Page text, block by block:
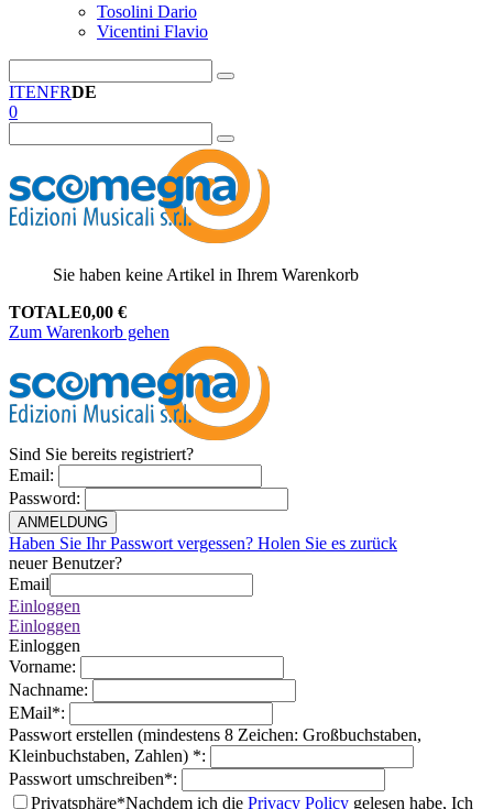
Tosolini Dario
Vicentini Flavio
ITENFRDE
0
Sie haben keine Artikel in Ihrem Warenkorb
TOTALE0,00 €
Zum Warenkorb gehen
Sind Sie bereits registriert?
Email:
Password:
ANMELDUNG
Haben Sie Ihr Passwort vergessen? Holen Sie es zurück
neuer Benutzer?
Email
Einloggen
Einloggen
Einloggen
Vorname:
Nachname:
EMail*:
Passwort erstellen (mindestens 8 Zeichen: Großbuchstaben,
Kleinbuchstaben, Zahlen) *:
Passwort umschreiben*:
Privatsphäre*Nachdem ich die Privacy Policy gelesen habe, Ich